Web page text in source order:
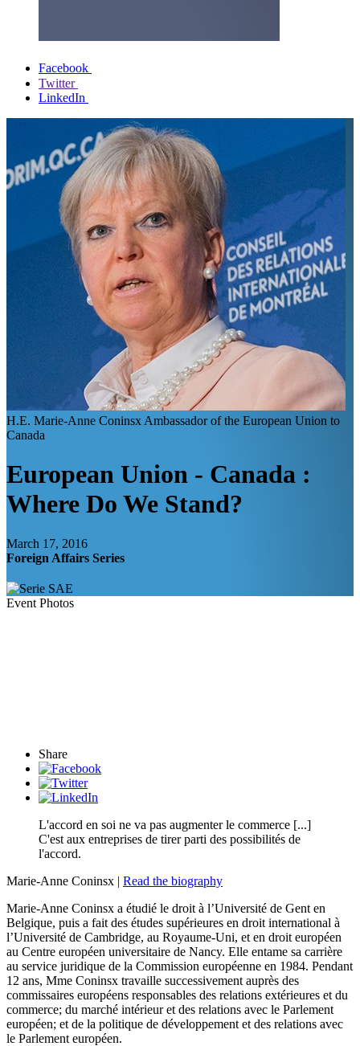
Facebook
Twitter
LinkedIn
H.E. Marie-Anne Coninsx Ambassador of the European Union to
Canada
European Union - Canada :
Where Do We Stand?
March 17, 2016
Foreign Affairs Series
Event Photos
Share
L'accord en soi ne va pas augmenter le commerce [...]
C'est aux entreprises de tirer parti des possibilités de
l'accord.
Marie-Anne Coninsx | Read the biography
Marie-Anne Coninsx a étudié le droit à l’Université de Gent en
Belgique, puis a fait des études supérieures en droit international à
l’Université de Cambridge, au Royaume-Uni, et en droit européen
au Centre européen universitaire de Nancy. Elle entame sa carrière
au service juridique de la Commission européenne en 1984. Pendant
12 ans, Mme Coninsx travaille successivement auprès des
commissaires européens responsables des relations extérieures et du
commerce; du marché intérieur et des relations avec le Parlement
européen; et de la politique de développement et des relations avec
le Parlement européen.